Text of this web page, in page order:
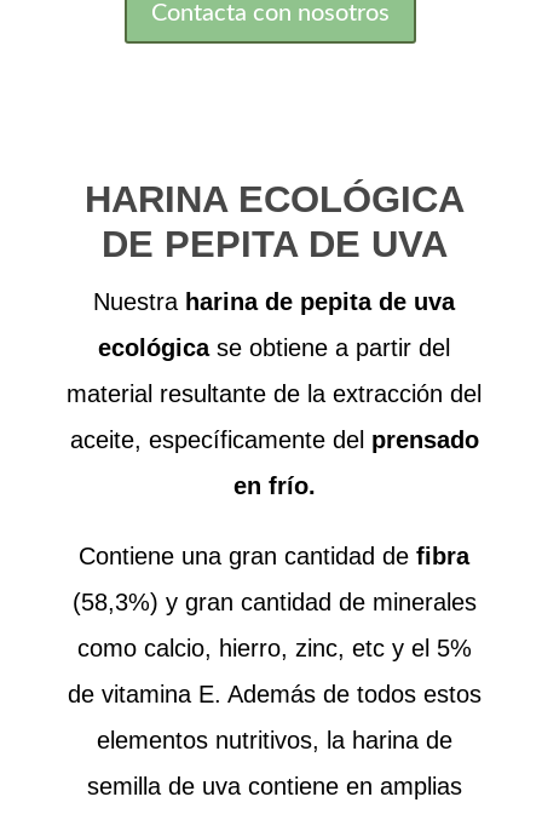
Contacta con nosotros
HARINA ECOLÓGICA
DE PEPITA DE UVA
Nuestra harina de pepita de uva
ecológicase obtiene a partir del
material resultante de la extracción del
aceite, específicamente del prensado
en frío.
Contiene una gran cantidad de fibra
(58,3%) y gran cantidad de minerales
como calcio, hierro, zinc, etc y el 5%
de vitamina E. Además de todos estos
elementos nutritivos, la harina de
semilla de uva contiene en amplias